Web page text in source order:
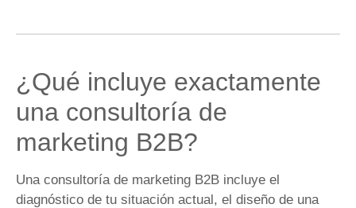
¿Qué incluye exactamente
una consultoría de
marketing B2B?
Una consultoría de marketing B2B incluye el
diagnóstico de tu situación actual, el diseño de una